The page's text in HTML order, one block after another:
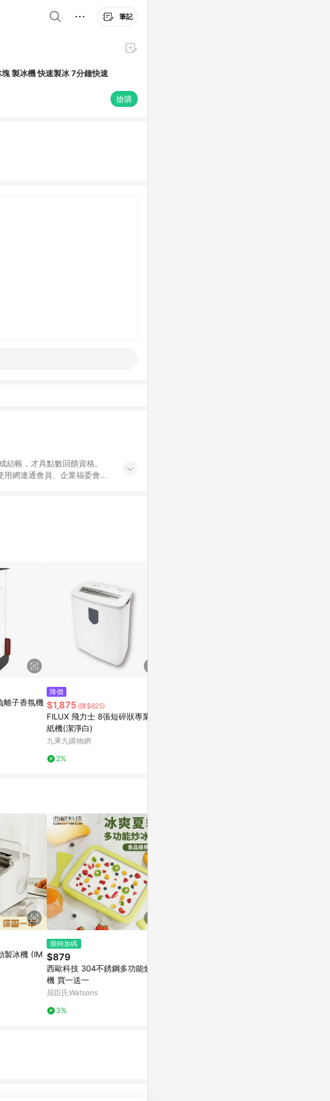
筆記
製冰機 快速製冰 7分鐘快速
搶購
帳，才具點數回饋資格。
網連通會員、企業福委會員
獲得點數回饋。 5. 點數回
限」)，以同一訂單中同一
頁不符，以銷售網頁標示為
(含)以上進行申訴，恕無法
適用商品與使用條件請依點數
離子香氛機
降價
$1,875 (降$625)
FILUX 飛力士 8張短碎狀專業碎
紙機(潔淨白)
九乘九購物網
2%
機 (IM
限時加碼
$879
西歐科技 304不銹鋼多功能炒冰
機 買一送一
屈臣氏Watsons
3%